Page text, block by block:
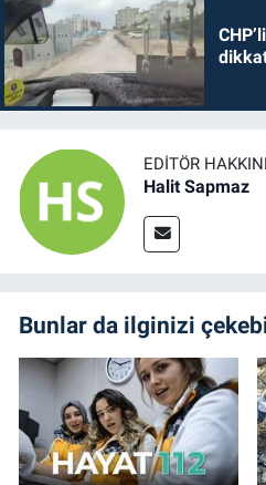
EDITÖR
Halit Sapmaz
Bunlar da ilginizi